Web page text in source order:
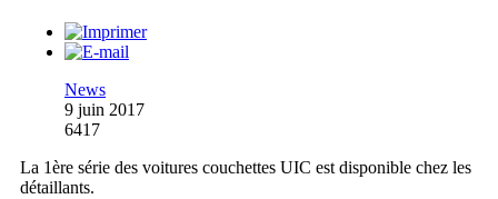
News
9 juin 2017
6417
La 1ère série des voitures couchettes UIC est disponible chez les
détaillants.